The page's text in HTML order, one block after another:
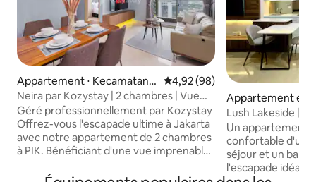
Appartement ⋅ Kecamatan P
enjaringan
Évaluation moyenne sur la
4,92 (98)
Neira par Kozystay | 2 chambres | Vue
sur la ville | PIK
Géré professionnellement par Kozystay
Offrez-vous l'escapade ultime à Jakarta
avec notre appartement de 2 chambres
à PIK. Bénéficiant d'une vue imprenable
paradisiaque, c'est l'évasion parfaite de
Appartement en
ecamatan
Lush Lakeside |
l'aéroport de
Un appartement
confortable
séjour et un
l'escapade idéale